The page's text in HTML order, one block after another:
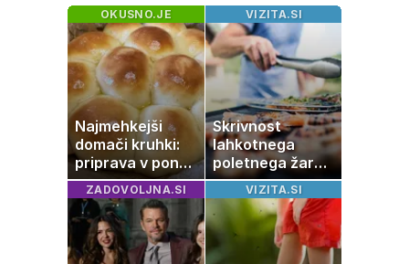
OKUSNO.JE
Najmehkejši
domači kruhki:
priprava v ponvi
je trik za popoln
rezultat
VIZITA.SI
Skrivnost
lahkotnega
poletnega žara,
po katerem ne
boste
potrebovali
popoldanskega
spanca
ZADOVOLJNA.SI VIZITA.SI